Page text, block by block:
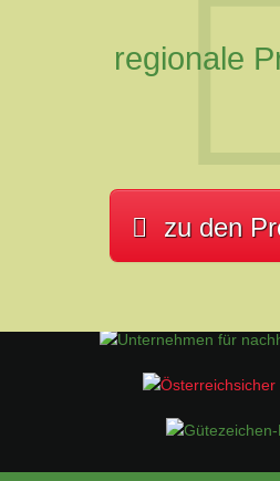
regionale
zu den